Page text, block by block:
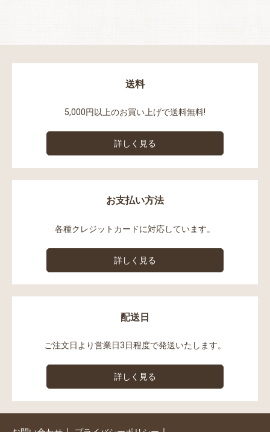
送料
5,000円以上のお買い上げで送料無料!
詳しく見る
お支払い方法
各種クレジットカードに対応しています。
詳しく見る
配送日
ご注文日より営業日3日程度で発送いたします。
詳しく見る